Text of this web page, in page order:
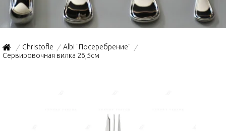
/ Christofle / Albi "Посеребрение" /
Сервировочная вилка 26,5см